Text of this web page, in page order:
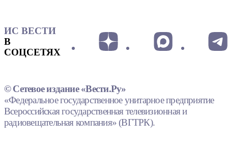
ИС ВЕСТИ
В
СОЦСЕТЯХ
© Сетевое издание «Вести.Ру»
«Федеральное государственное унитарное предприятие
Всероссийская государственная телевизионная и
радиовещательная компания» (ВГТРК).